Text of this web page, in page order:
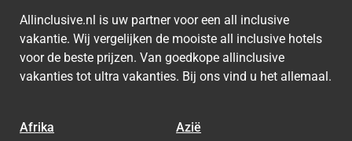
Allinclusive.nl is uw partner voor een all inclusive
vakantie. Wij vergelijken de mooiste all inclusive hotels
voor de beste prijzen. Van goedkope allinclusive
vakanties tot ultra vakanties. Bij ons vind u het allemaal.
Afrika Azië